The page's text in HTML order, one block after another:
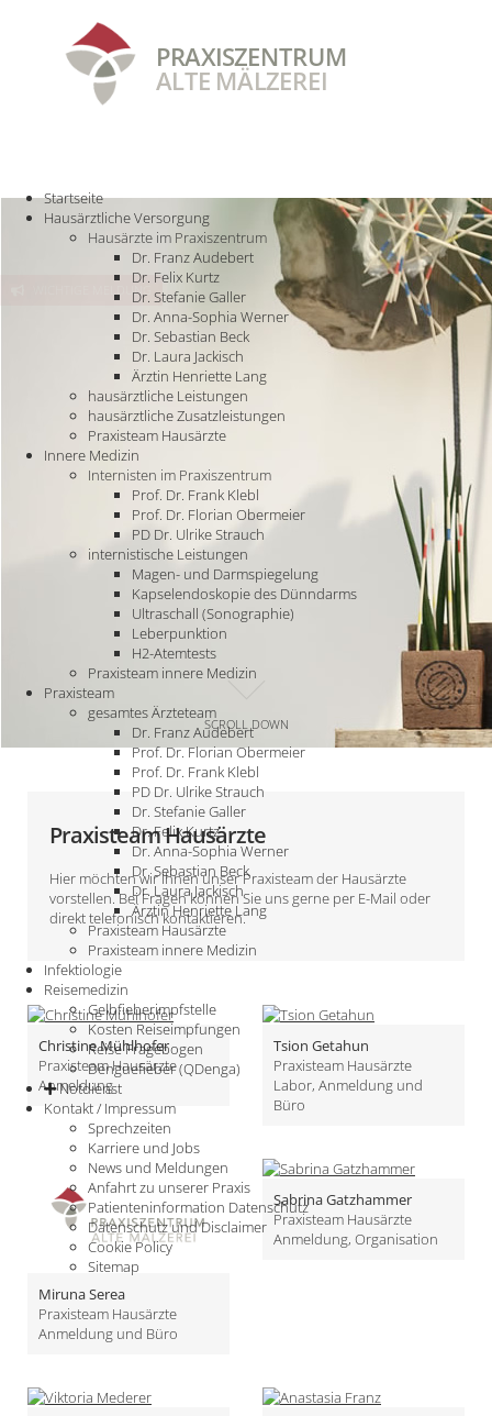
PRAXISZENTRUM
ALTE MÄLZEREI
Startseite
Hausärztliche Versorgung
Hausärzte im Praxiszentrum
Dr. Franz Audebert
Dr. Felix Kurtz
Dr. Stefanie Galler
Dr. Anna-Sophia Werner
Dr. Sebastian Beck
Dr. Laura Jackisch
Ärztin Henriette Lang
hausärztliche Leistungen
hausärztliche Zusatzleistungen
Praxisteam Hausärzte
Innere Medizin
Internisten im Praxiszentrum
Prof. Dr. Frank Klebl
Prof. Dr. Florian Obermeier
PD Dr. Ulrike Strauch
internistische Leistungen
Magen- und Darmspiegelung
Kapselendoskopie des Dünndarms
Ultraschall (Sonographie)
Leberpunktion
H2-Atemtests
Praxisteam innere Medizin
Praxisteam
gesamtes Ärzteteam
Dr. Franz Audebert
Prof. Dr. Florian Obermeier
Prof. Dr. Frank Klebl
PD Dr. Ulrike Strauch
Dr. Stefanie Galler
Dr. Felix Kurtz
Dr. Anna-Sophia Werner
Dr. Sebastian Beck
Dr. Laura Jackisch
Ärztin Henriette Lang
Praxisteam Hausärzte
Praxisteam innere Medizin
Infektiologie
Reisemedizin
Gelbfieberimpfstelle
Kosten Reiseimpfungen
Reise Fragebogen
Denguefieber (QDenga)
Notdienst
Kontakt / Impressum
Sprechzeiten
Karriere und Jobs
News und Meldungen
Anfahrt zu unserer Praxis
Patienteninformation Datenschutz
Datenschutz und Disclaimer
Cookie Policy
Sitemap
WICHTIGE MELDUNG
SCROLL DOWN
Praxisteam Hausärzte
Hier möchten wir Ihnen unser Praxisteam der Hausärzte
vorstellen. Bei Fragen können Sie uns gerne per E-Mail oder
direkt telefonisch kontaktieren.
Christine Mühlhofer
Praxisteam Hausärzte
Anmeldung
Tsion Getahun
Praxisteam Hausärzte
Labor, Anmeldung und
Büro
Miruna Serea
Praxisteam Hausärzte
Anmeldung und Büro
Sabrina Gatzhammer
Praxisteam Hausärzte
Anmeldung, Organisation